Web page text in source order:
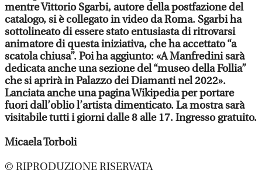
mentre Vittorio Sgarbi, autore della postfazione del
catalogo, si è collegato in video da Roma. Sgarbi ha
sottolineato di essere stato entusiasta di ritrovarsi
animatore di questa iniziativa, che ha accettato “a
scatola chiusa”. Poi ha aggiunto: «A Manfredini sarà
dedicata anche una sezione del “museo della Follia”
che si aprirà in Palazzo dei Diamanti nel 2022».
Lanciata anche una pagina Wikipedia per portare
fuori dall’oblio l’artista dimenticato. La mostra sarà
visitabile tutti i giorni dalle 8 alle 17. Ingresso gratuito.
Micaela Torboli
© RIPRODUZIONE RISERVATA